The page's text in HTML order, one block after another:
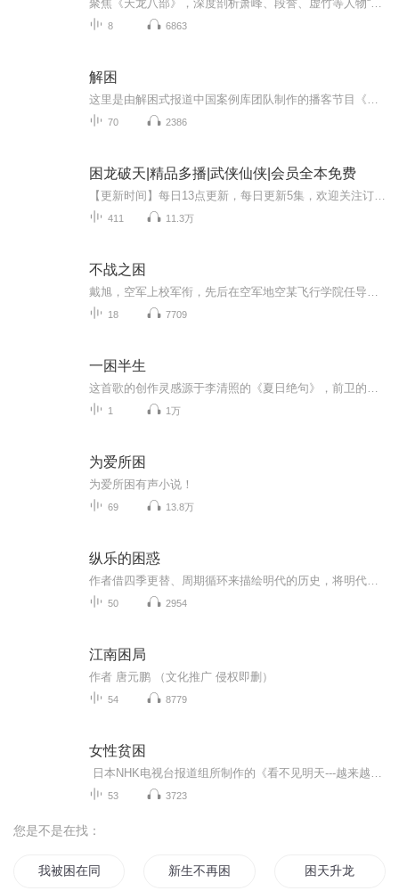
8 6863
解困
70 2386
困龙破天|精品多播|武侠仙侠|会员全本免费
411 11.3万
不战之困
18 7709
一困半生
1 1万
为爱所困
为爱所困有声小说！
69 13.8万
纵乐的困惑
50 2954
江南困局
作者 唐元鹏 （文化推广 侵权即删）
54 8779
女性贫困
53 3723
您是不是在找：
我被困在同一天三十万次新生不再困难 困天升龙